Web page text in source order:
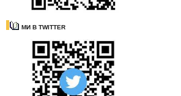
МИ В TWITTER